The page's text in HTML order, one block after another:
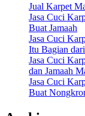
Jual Karpet
Jasa Cuci
Buat Jamaah
Jasa Cuci
Itu Bagian
Jasa Cuci
dan Jamaah
Jasa Cuci
Buat